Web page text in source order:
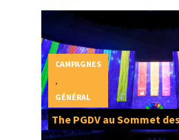
The PGDV au Sommet
CAMPAGNES
GÉNÉRAL